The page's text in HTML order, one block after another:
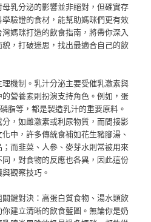
乳分泌的影響並非絕對，但確實存
驗證的食材，能幫助媽咪們更有效
媽咪打造的飲食指南，將帶你深入
，打破迷思，找出最適合自己的飲
機制。乳汁分泌主要受催乳激素與
營養素則扮演支持角色。例如，蛋
脂等，都是製造乳汁的重要原料。
，如雌激素或利尿物質，而間接影
中，許多傳統食補如花生豬腳湯、
而韭菜、人參、麥芽水則常被用來
，對食物的反應也各異，因此這份
觀察技巧。
鍵對決：高蛋白質食物、湯水類飲
建立清晰的飲食藍圖。無論你是奶